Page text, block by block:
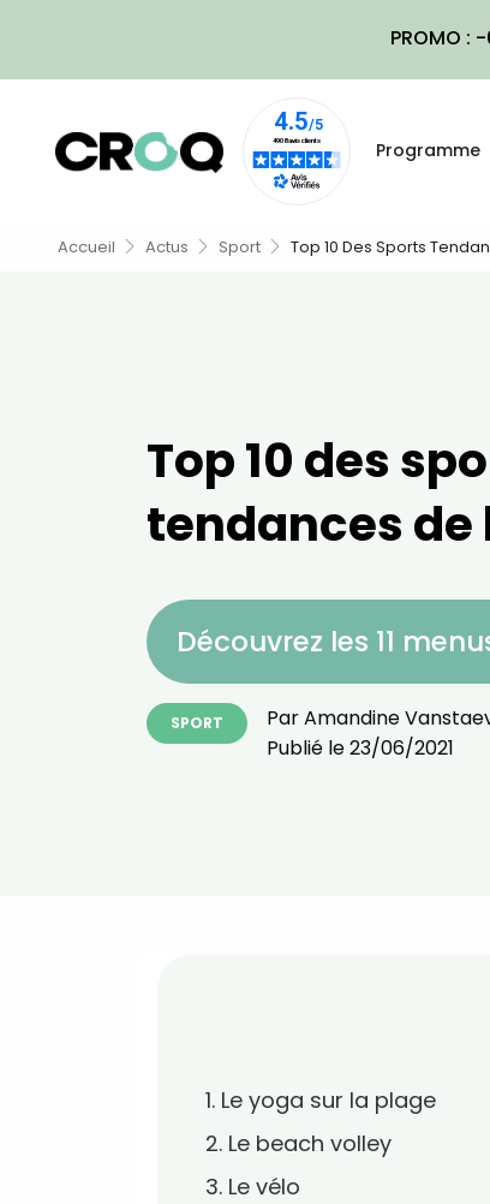
PROMO :
Programme
Accueil Actus Sport Top 10 Des Sports
Top 10 des
tendances de
Découvrez les 11
SPORT ParAmandine
Publié le23/06/2021
1. Le yoga sur la plage
2. Le beach volley
3. Le vélo